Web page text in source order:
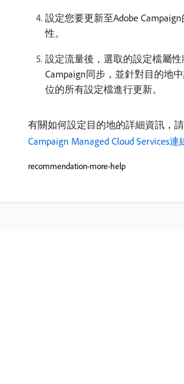
設定您要更新至Adobe
性。
設定流量後，選取的設定檔屬性
Campaign同步，並針對目的地
位的所有設定檔進行更新。
有關如何設定目的地的詳細資訊，
Campaign Managed Cloud Services連
recommendation-more-help